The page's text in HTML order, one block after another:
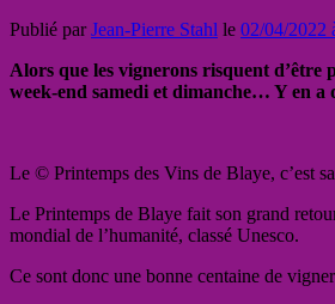
Publié parJean-Pierre Stahl le 02/04/2022
Alors que les vignerons risquent d’être
week-end samedi et dimanche… Y en
Le © Printemps des Vins de Blaye, c’est
Le Printemps de Blaye fait son grand
mondial de l’humanité, classé Unesco.
Ce sont donc une bonne centaine de